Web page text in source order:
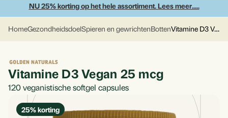
NU 25% korting op het hele assortiment. Lees meer.....
HomeGezondheidsdoelSpieren en gewrichtenBotten Vitamine D3 Vegan 25 mcg
Vitamine D3 Vegan 25 mcg
120veganistische softgel capsules
25% korting